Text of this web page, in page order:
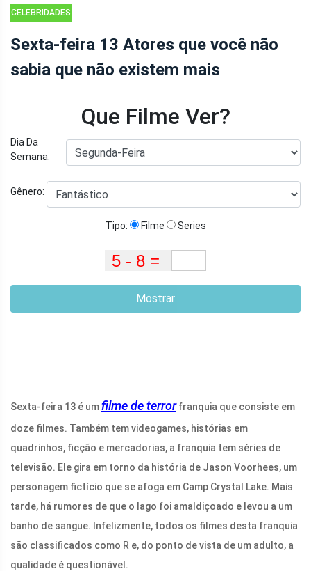
CELEBRIDADES
Sexta-feira 13 Atores que você não
sabia que não existem mais
Que Filme Ver?
Dia Da
Semana:
Gênero:
Tipo: Filme Series
Mostrar
Sexta-feira 13 é umfilme de terror franquia que consiste em
doze filmes. Também tem videogames, histórias em
quadrinhos, ficção e mercadorias, a franquia tem séries de
televisão. Ele gira em torno da história de Jason Voorhees, um
personagem fictício que se afoga em Camp Crystal Lake. Mais
tarde, há rumores de que o lago foi amaldiçoado e levou a um
banho de sangue. Infelizmente, todos os filmes desta franquia
são classificados como R e, do ponto de vista de um adulto, a
qualidade é questionável.